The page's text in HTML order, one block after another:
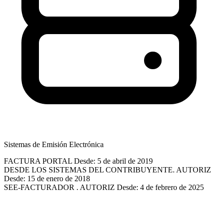
Sistemas de Emisión Electrónica
FACTURA PORTAL Desde: 5 de abril de 2019
DESDE LOS SISTEMAS DEL CONTRIBUYENTE. AUTORIZ
Desde: 15 de enero de 2018
SEE-FACTURADOR . AUTORIZ Desde: 4 de febrero de 2025